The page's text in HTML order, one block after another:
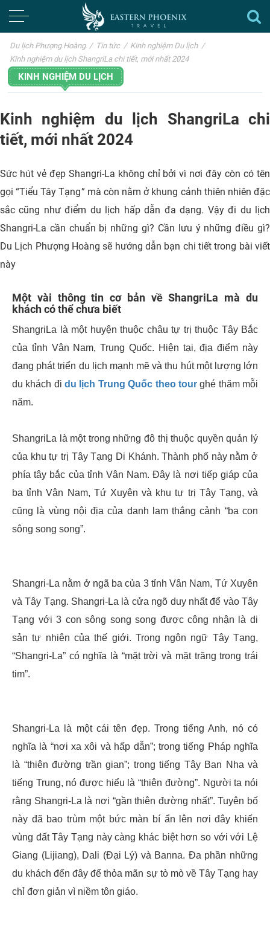
Du lịch Phượng Hoàng / Tin tức / Kinh nghiệm Du lịch /
Kinh nghiệm du lịch ShangriLa chi tiết, mới nhất 2024
KINH NGHIỆM DU LỊCH
Kinh nghiệm du lịch ShangriLa chi
tiết, mới nhất 2024
Sức hút vẻ đẹp Shangri-La không chỉ bởi vì nơi đây còn có tên
gọi “Tiểu Tây Tạng” mà còn nằm ở khung cảnh thiên nhiên đặc
sắc cũng như điểm du lịch hấp dẫn đa dạng. Vậy đi du lịch
Shangri-La cần chuẩn bị những gì? Cần lưu ý những điều gì?
Du Lịch Phượng Hoàng sẽ hướng dẫn bạn chi tiết trong bài viết
này
Một vài thông tin cơ bản về ShangriLa mà du
khách có thể chưa biết
ShangriLa là một huyện thuộc châu tự trị thuộc Tây Bắc
của tỉnh Vân Nam, Trung Quốc. Hiện tại, địa điểm này
đang phát triển du lịch mạnh mẽ và thu hút một lượng lớn
du khách đidu lịch Trung Quốc theo tourghé thăm mỗi
năm.
ShangriLa là một trong những đô thị thuộc quyền quản lý
của khu tự trị Tây Tạng Di Khánh. Thành phố này nằm ở
phía tây bắc của tỉnh Vân Nam. Đây là nơi tiếp giáp của
ba tỉnh Vân Nam, Tứ Xuyên và khu tự trị Tây Tạng, và
cũng là vùng nội địa của danh lam thắng cảnh “ba con
sông song song”.
Shangri-La nằm ở ngã ba của 3 tỉnh Vân Nam, Tứ Xuyên
và Tây Tạng. Shangri-La là cửa ngõ duy nhất để vào Tây
Tạng với 3 con sông song song được công nhận là di
sản tự nhiên của thế giới. Trong ngôn ngữ Tây Tạng,
“Shangri-La” có nghĩa là “mặt trời và mặt trăng trong trái
tim”.
Shangri-La là một cái tên đẹp. Trong tiếng Anh, nó có
nghĩa là “nơi xa xôi và hấp dẫn”; trong tiếng Pháp nghĩa
là “thiên đường trần gian”; trong tiếng Tây Ban Nha và
tiếng Trung, nó được hiểu là “thiên đường”. Người ta nói
rằng Shangri-La là nơi “gần thiên đường nhất”. Tuyên bố
này đã bao trùm một bức màn bí ẩn lên nơi đây khiến
vùng đất Tây Tạng này càng khác biệt hơn so với với Lệ
Giang (Lijiang), Dali (Đại Lý) và Banna. Đa phần những
du khách đến đây để thỏa mãn sự tò mò về Tây Tạng hay
chỉ đơn giản vì niềm tôn giáo.